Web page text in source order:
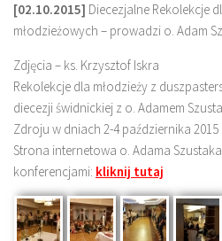
[02.10.2015] Diecezjalne Rekolekcje
młodzieżowych – prowadzi o. Adam
Zdjęcia – ks. Krzysztof Iskra
Rekolekcje dla młodzieży z
diecezji świdnickiej z o. Adamem
Zdroju w dniach 2-4 października 2015
Strona internetowa o. Adama
konferencjami: kliknij tutaj